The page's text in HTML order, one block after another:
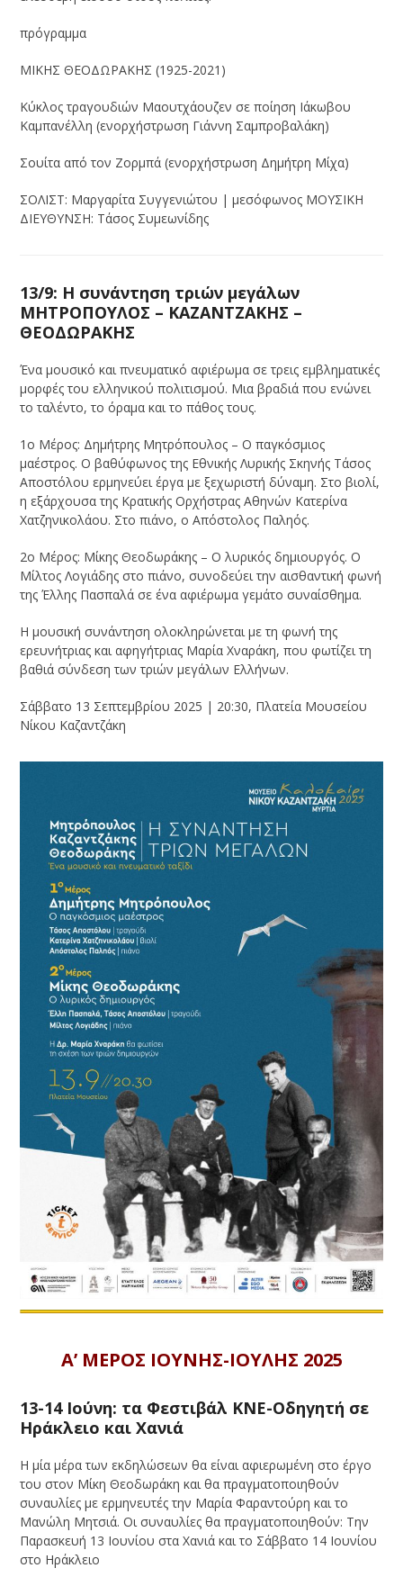
πρόγραμμα
ΜΙΚΗΣ ΘΕΟΔΩΡΑΚΗΣ (1925-2021)
Κύκλος τραγουδιών Μαουτχάουζεν σε ποίηση Ιάκωβου
Καμπανέλλη (ενορχήστρωση Γιάννη Σαμπροβαλάκη)
Σουίτα από τον Ζορμπά (ενορχήστρωση Δημήτρη Μίχα)
ΣΟΛΙΣΤ: Μαργαρίτα Συγγενιώτου | μεσόφωνος ΜΟΥΣΙΚΗ
ΔΙΕΥΘΥΝΣΗ: Τάσος Συμεωνίδης
13/9: Η συνάντηση τριών μεγάλων
ΜΗΤΡΟΠΟΥΛΟΣ – ΚΑΖΑΝΤΖΑΚΗΣ –
ΘΕΟΔΩΡΑΚΗΣ
Ένα μουσικό και πνευματικό αφιέρωμα σε τρεις εμβληματικές
μορφές του ελληνικού πολιτισμού. Μια βραδιά που ενώνει
το ταλέντο, το όραμα και το πάθος τους.
1ο Μέρος: Δημήτρης Μητρόπουλος – Ο παγκόσμιος
μαέστρος. Ο βαθύφωνος της Εθνικής Λυρικής Σκηνής Τάσος
Αποστόλου ερμηνεύει έργα με ξεχωριστή δύναμη. Στο βιολί,
η εξάρχουσα της Κρατικής Ορχήστρας Αθηνών Κατερίνα
Χατζηνικολάου. Στο πιάνο, ο Απόστολος Παληός.
2ο Μέρος: Μίκης Θεοδωράκης – Ο λυρικός δημιουργός. Ο
Μίλτος Λογιάδης στο πιάνο, συνοδεύει την αισθαντική φωνή
της Έλλης Πασπαλά σε ένα αφιέρωμα γεμάτο συναίσθημα.
Η μουσική συνάντηση ολοκληρώνεται με τη φωνή της
ερευνήτριας και αφηγήτριας Μαρία Χναράκη, που φωτίζει τη
βαθιά σύνδεση των τριών μεγάλων Ελλήνων.
Σάββατο 13 Σεπτεμβρίου 2025 | 20:30, Πλατεία Μουσείου
Νίκου Καζαντζάκη
Α’ ΜΕΡΟΣ ΙΟΥΝΗΣ-ΙΟΥΛΗΣ 2025
13-14 Ιούνη: τα Φεστιβάλ ΚΝΕ-Οδηγητή σε
Ηράκλειο και Χανιά
Η μία μέρα των εκδηλώσεων θα είναι αφιερωμένη στο έργο
του στον Μίκη Θεοδωράκη και θα πραγματοποιηθούν
συναυλίες με ερμηνευτές την Μαρία Φαραντούρη και το
Μανώλη Μητσιά. Οι συναυλίες θα πραγματοποιηθούν: Την
Παρασκευή 13 Ιουνίου στα Χανιά και το Σάββατο 14 Ιουνίου
στο Ηράκλειο